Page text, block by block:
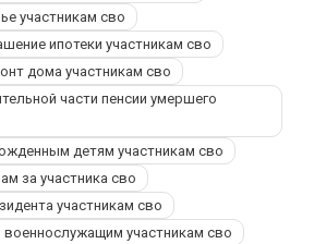
участникам сво
ипотеки участникам сво
дома участникам сво
части пенсии умершего
детям участникам сво
за участника сво
участникам сво
военнослужащим участникам сво